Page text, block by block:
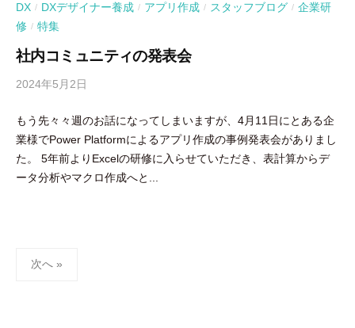
DX / DXデザイナー養成 / アプリ作成 / スタッフブログ / 企業研
修 / 特集
社内コミュニティの発表会
2024年5月2日
吉
田
豪
もう先々々週のお話になってしまいますが、4月11日にとある企
業様でPower Platformによるアプリ作成の事例発表会がありまし
た。 5年前よりExcelの研修に入らせていただき、表計算からデ
ータ分析やマクロ作成へと...
次へ »